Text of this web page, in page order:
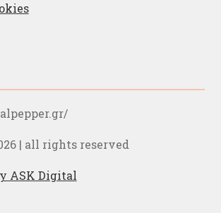
| all rights reserved
ASK Digital